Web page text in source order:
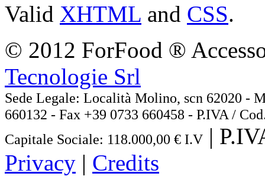
Valid XHTML and CSS.
© 2012 ForFood ®
Tecnologie Srl
Sede Legale: Località Molino, scn 62020 -
660132 - Fax +39 0733 660458 - P.IVA /
Capitale Sociale: 118.000,00 € I.V |
Privacy | Credits